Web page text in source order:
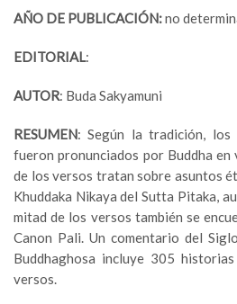
AÑO DE PUBLICACIÓN:no
EDITORIAL:
AUTOR: Buda Sakyamuni
RESUMEN: Según la tradición, los
fueron pronunciados por Buddha en
de los versos tratan sobre asuntos
Khuddaka Nikaya del Sutta Pitaka,
mitad de los versos también se
Canon Pali. Un comentario del
Buddhaghosa incluye 305
versos.